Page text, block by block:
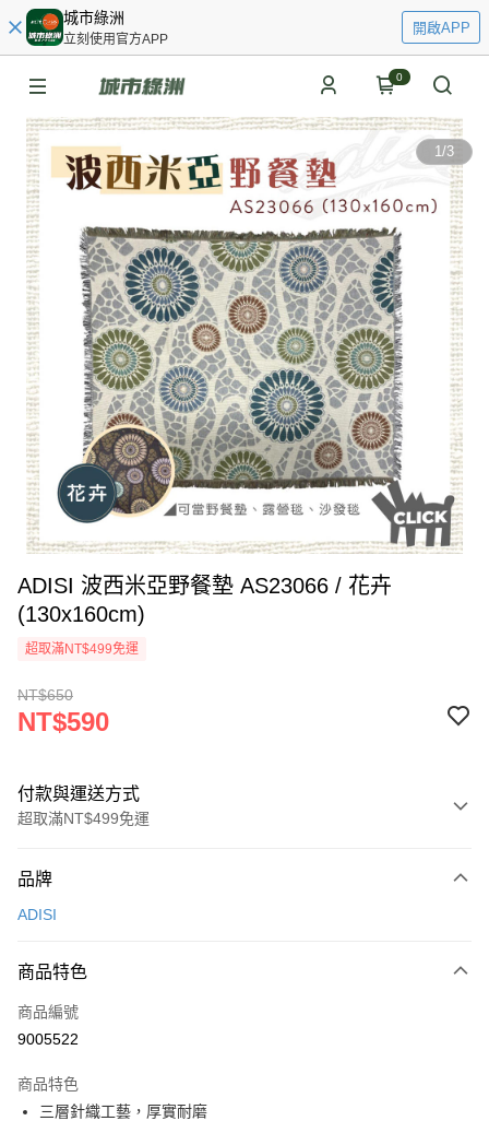
城市綠洲
立刻使用官方APP
開啟APP
0
1/3
ADISI 波西米亞野餐墊 AS23066 / 花卉
(130x160cm)
超取滿NT$499免運
NT$650
NT$590
付款與運送方式
超取滿NT$499免運
信用卡一次付款
LINE Pay
Apple Pay
悠遊付
品牌
ADISI
商品特色
商品編號
9005522
商品特色
三層針織工藝，厚實耐磨